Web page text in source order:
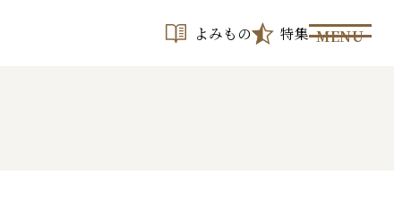
よみもの 特集 MENU